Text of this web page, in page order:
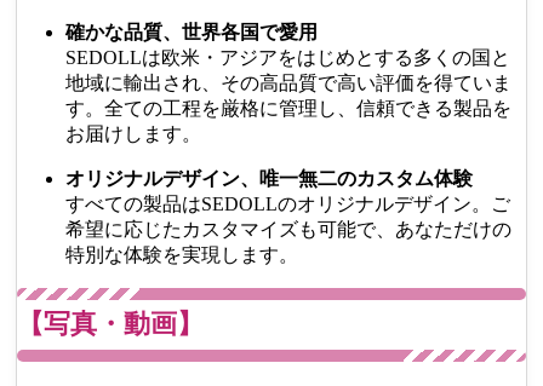
確かな品質、世界各国で愛用
SEDOLLは欧米・アジアをはじめとする多くの国と
地域に輸出され、その高品質で高い評価を得ていま
す。全ての工程を厳格に管理し、信頼できる製品を
お届けします。
オリジナルデザイン、唯一無二のカスタム体験
すべての製品はSEDOLLのオリジナルデザイン。ご
希望に応じたカスタマイズも可能で、あなただけの
特別な体験を実現します。
【写真・動画】